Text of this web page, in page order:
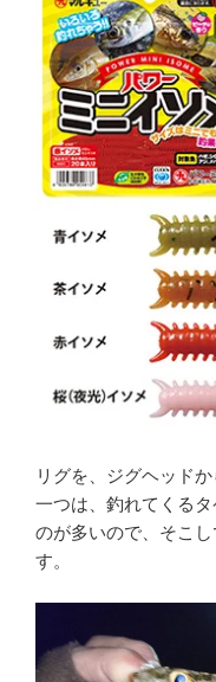
リグを、ジグヘッド
一つは、釣れてくる
のが多いので、そこ
す。